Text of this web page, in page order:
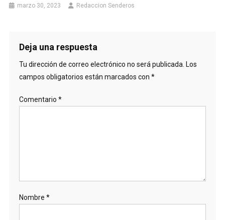
marzo 30, 2023 Redaccion Senderos
Deja una respuesta
Tu dirección de correo electrónico no será publicada. Los
campos obligatorios están marcados con *
Comentario *
Nombre *